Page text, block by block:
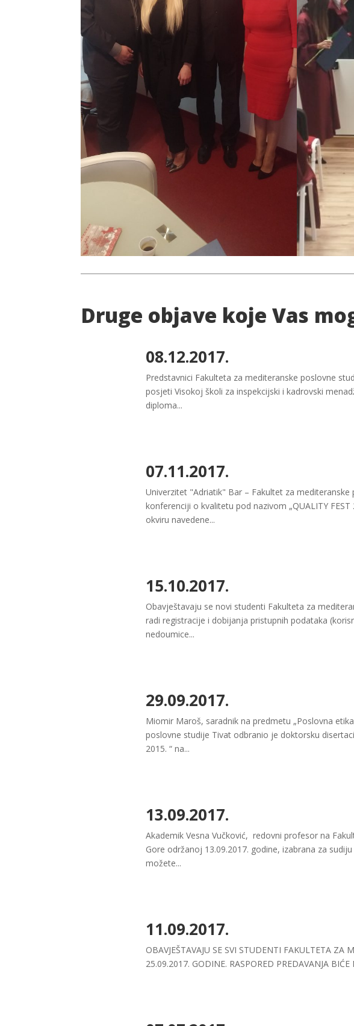
Druge objave koje Vas
08.12.2017.
Predstavnici Fakulteta za mediteranske poslovne
posjeti Visokoj školi za inspekcijski i kadrovski
diploma...
07.11.2017.
Univerzitet "Adriatik" Bar – Fakultet za
konferenciji o kvalitetu pod nazivom „QUALITY
okviru navedene...
15.10.2017.
Obavještavaju se novi studenti Fakulteta za
radi registracije i dobijanja pristupnih podataka
nedoumice...
29.09.2017.
Miomir Maroš, saradnik na predmetu „Poslovna
poslovne studije Tivat odbranio je doktorsku
2015. “ na...
13.09.2017.
Akademik Vesna Vučković, redovni profesor na
Gore održanoj 13.09.2017. godine, izabrana za
možete...
11.09.2017.
OBAVJEŠTAVAJU SE SVI STUDENTI FAKULTETA ZA
25.09.2017. GODINE. RASPORED PREDAVANJA